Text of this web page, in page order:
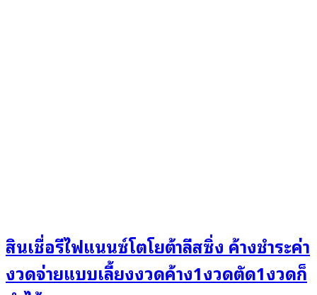
สินเชื่อรีไฟแนนซ์โตโยต้าลีสซิ่ง ค้างชำระค่า
งวดจ่ายแบบเลี้ยงงวดค้าง1งวดตัด1งวดก็